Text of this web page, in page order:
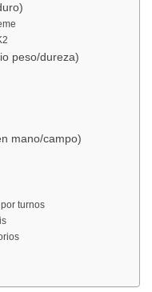
peso/dureza)
mano/campo)
turnos